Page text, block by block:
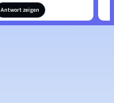
Antwort zeigen